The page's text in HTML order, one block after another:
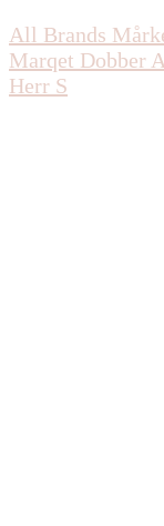
All Brands
Marqet Dobber
Herr S